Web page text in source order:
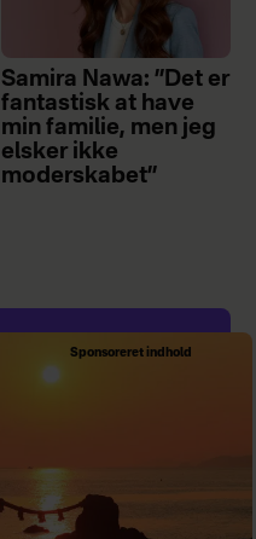
Samira Nawa: ”Det er
fantastisk at have
min familie, men jeg
elsker ikke
moderskabet”
Sponsoreret indhold